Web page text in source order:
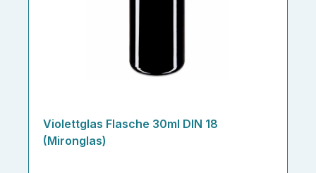
Violettglas Flasche 30ml DIN 18
(Mironglas)